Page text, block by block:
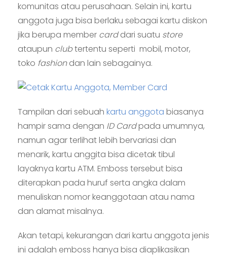
komunitas atau perusahaan. Selain ini, kartu
anggota juga bisa berlaku sebagai kartu diskon
jika berupa member carddari suatu store
ataupun clubtertentu seperti mobil, motor,
toko fashiondan lain sebagainya.
Tampilan dari sebuah kartu anggota biasanya
hampir sama dengan ID Cardpada umumnya,
namun agar terlihat lebih bervariasi dan
menarik, kartu anggita bisa dicetak tibul
layaknya kartu ATM. Emboss tersebut bisa
diterapkan pada huruf serta angka dalam
menuliskan nomor keanggotaan atau nama
dan alamat misalnya.
Akan tetapi, kekurangan dari kartu anggota jenis
ini adalah emboss hanya bisa diaplikasikan